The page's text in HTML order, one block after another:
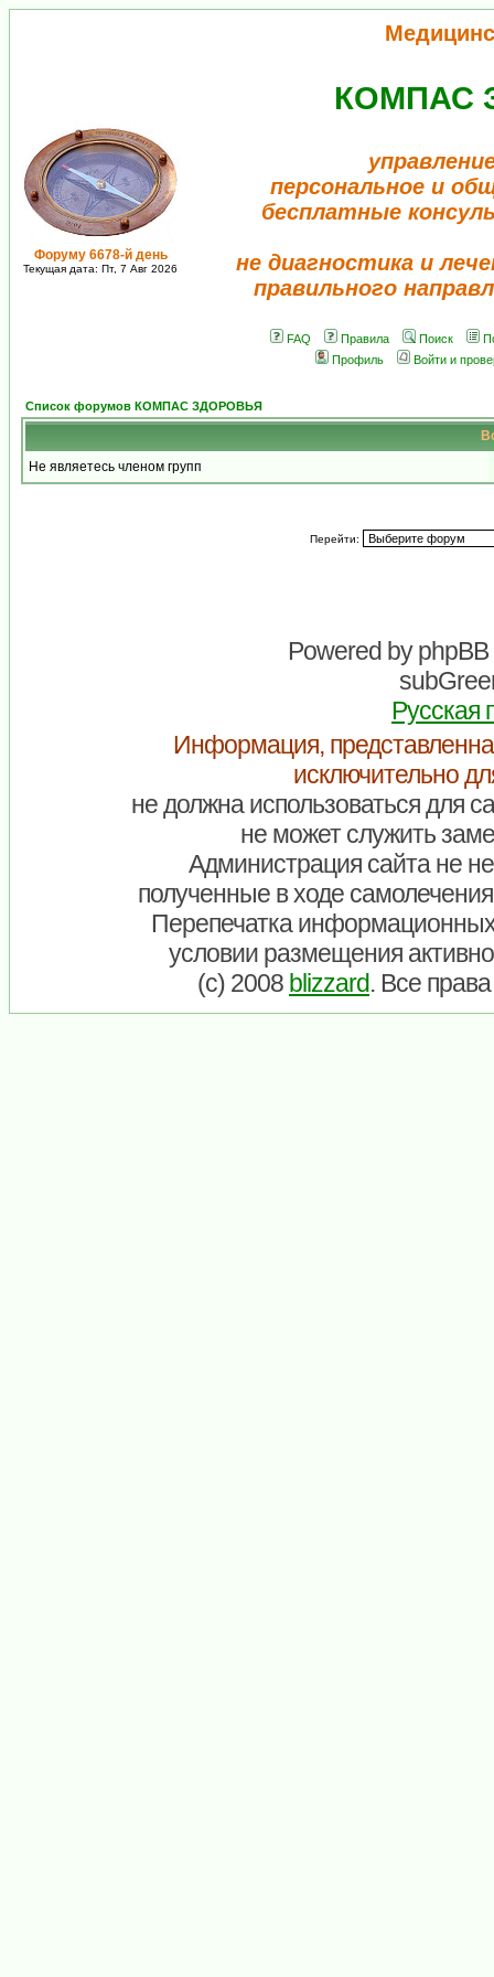
Форуму 6678-й день
Текущая дата: Пт, 7 Авг 2026
КОМПАС
персональное и
бесплатные
не диагностика и
правильного
FAQ Правила Поиск
Профиль
Войти и
Список форумов КОМПАС ЗДОРОВЬЯ
Не являетесь членом групп
Перейти:
Powered byphpBB
Русская
Информация,
исключительно
не должна использоваться для
не может служить
Администрация сайта не
полученные в ходе
Перепечатка
условии размещения
(c) 2008 blizzard. Все